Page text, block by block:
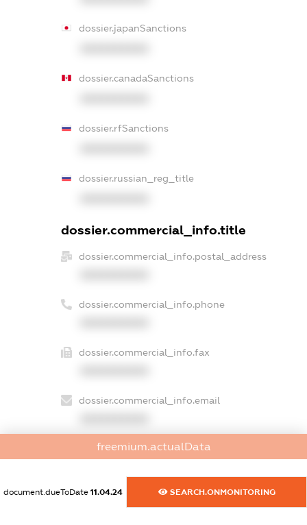
dossier.japanSanctions
dossier.canadaSanctions
dossier.rfSanctions
dossier.russian_reg_title
dossier.commercial_info.title
dossier.commercial_info.postal_address
dossier.commercial_info.phone
dossier.commercial_info.fax
dossier.commercial_info.email
dossier.commercial_info.website
dossier.commercial_info.activity
freemium.actualData
document.dueToDate 11.04.24 SEARCH.ONMONITORING